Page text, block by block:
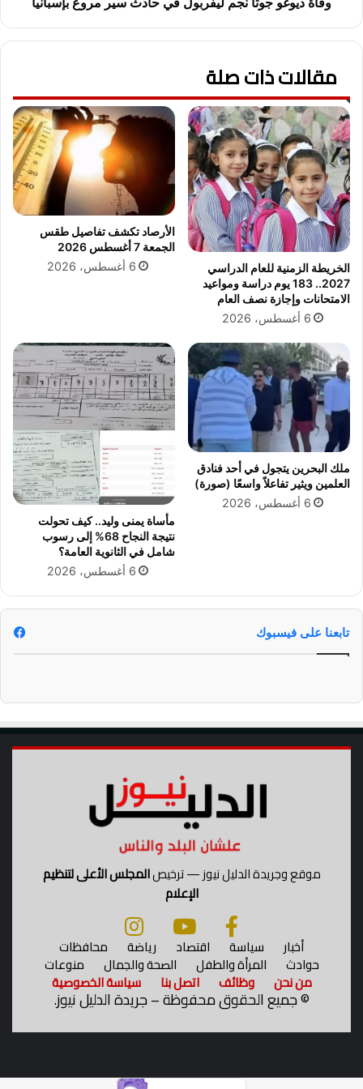
ل
م
ا
ء
م
ل
ي
ف
ر
ب
و
ل
ف
ي
ح
ا
د
س
ي
ر
م
ر
ع
إ
مقالات ذات صلة
الخريطة الزمنية للعام الدراسي
2027.. 183 يوم دراسة ومواعيد
الامتحانات وإجازة نصف العام
6 أغسطس، 2026
الأرصاد تكشف تفاصيل طقس
الجمعة 7 أغسطس 2026
6 أغسطس، 2026
ملك البحرين يتجول في أحد فنادق
العلمين ويثير تفاعلاً واسعًا (صورة)
6 أغسطس، 2026
مأساة يمنى وليد.. كيف تحولت
نتيجة النجاح 68% إلى رسوب
شامل في الثانوية العامة؟
6 أغسطس، 2026
تابعنا على فيسبوك
موقع وجريدة الدليل نيوز — ترخيصالمجلس الأعلى لتنظيم
الإعلام
أخبار سياسة اقتصاد رياضة محافظات
حوادث المرأة والطفل الصحة والجمال منوعات
من نحن وظائف اتصل بنا سياسة الخصوصية
©جميع الحقوق محفوظة – جريدة الدليل نيوز.